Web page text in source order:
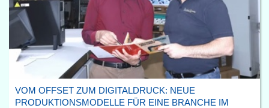
VOM OFFSET ZUM DIGITALDRUCK: NEUE
PRODUKTIONSMODELLE FÜR EINE BRANCHE IM